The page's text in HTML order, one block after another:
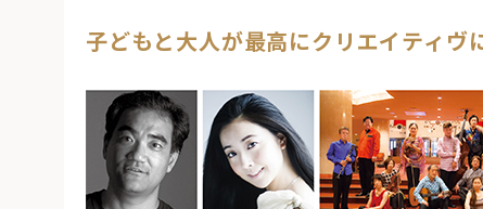
子どもと大人が最高にクリエイティヴ